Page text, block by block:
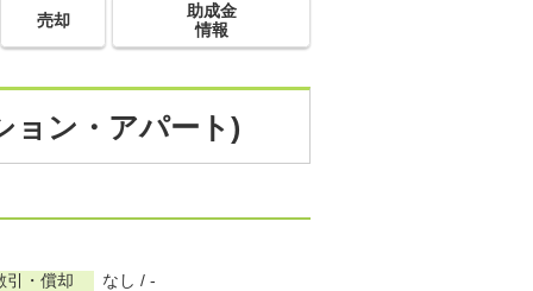
売却
助成金
情報
ョン・アパート)
引・償却 なし / -